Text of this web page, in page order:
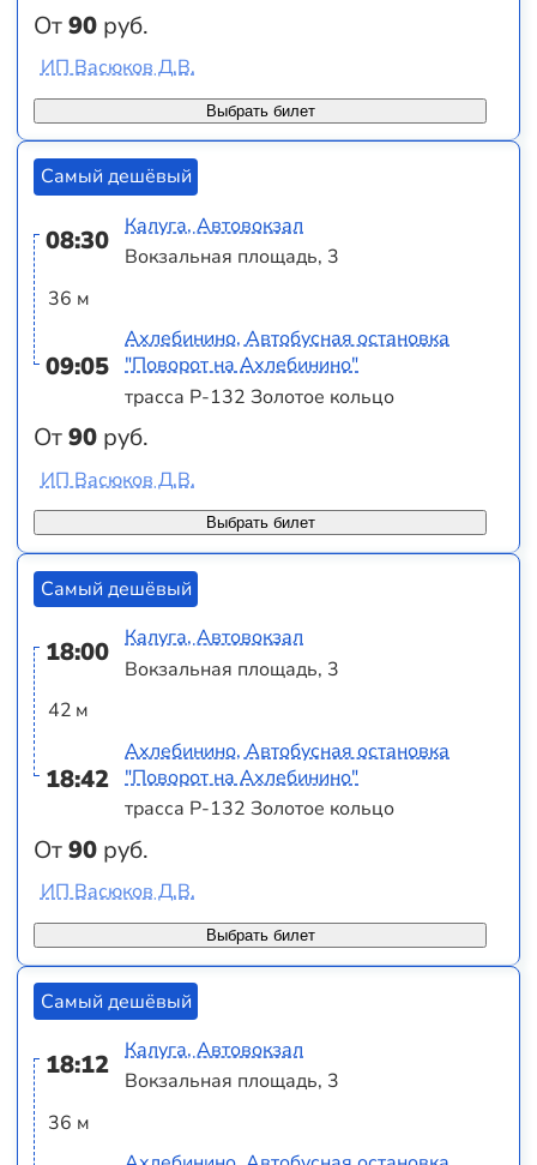
От90 руб.
Выбрать билет
ИП Васюков Д.В.
Самый дешёвый
08:30
36 м
09:05
От90 руб.
Калуга, Автовокзал
Вокзальная площадь, 3
Ахлебинино, Автобусная остановка
"Поворот на Ахлебинино"
трасса Р-132 Золотое кольцо
Выбрать билет
ИП Васюков Д.В.
Самый дешёвый
18:00
42 м
18:42
От90 руб.
Калуга, Автовокзал
Вокзальная площадь, 3
Ахлебинино, Автобусная остановка
"Поворот на Ахлебинино"
трасса Р-132 Золотое кольцо
Выбрать билет
ИП Васюков Д.В.
Самый дешёвый
18:12
36 м
Калуга, Автовокзал
Вокзальная площадь, 3